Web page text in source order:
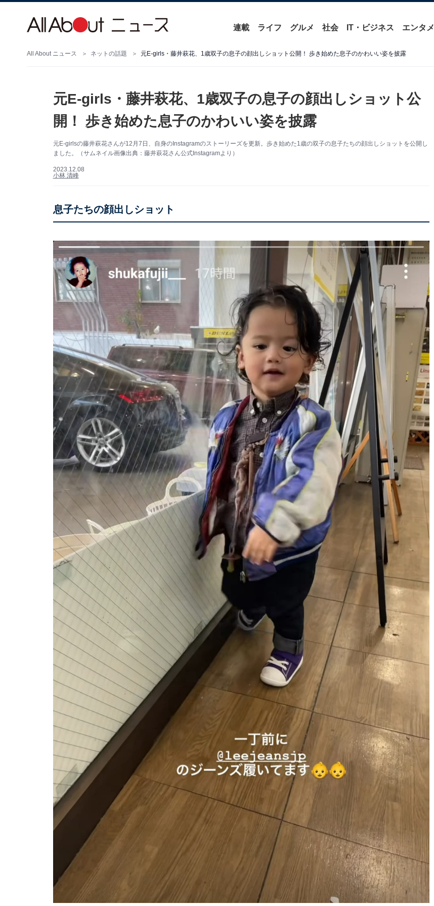
連載 ライフ グルメ 社会 IT・ビジネス エンタメ
All About ニュース ネットの話題 元E-girls・藤井萩花、1歳双子の息子の顔出しショット公開！ 歩き始めた息子のかわいい姿を披露
元E-girls・藤井萩花、1歳双子の息子の顔出しショット公
開！ 歩き始めた息子のかわいい姿を披露
元E-girlsの藤井萩花さんが12月7日、自身のInstagramのストーリーズを更新。歩き始めた1歳の双子の息子たちの顔出しショットを公開し
ました。（サムネイル画像出典：藤井萩花さん公式Instagramより）
2023.12.08
小林 清峰
息子たちの顔出しショット